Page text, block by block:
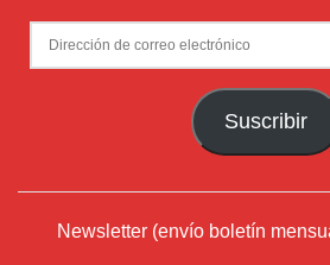
Dirección
de
Suscribir
Newsletter (envío boletín